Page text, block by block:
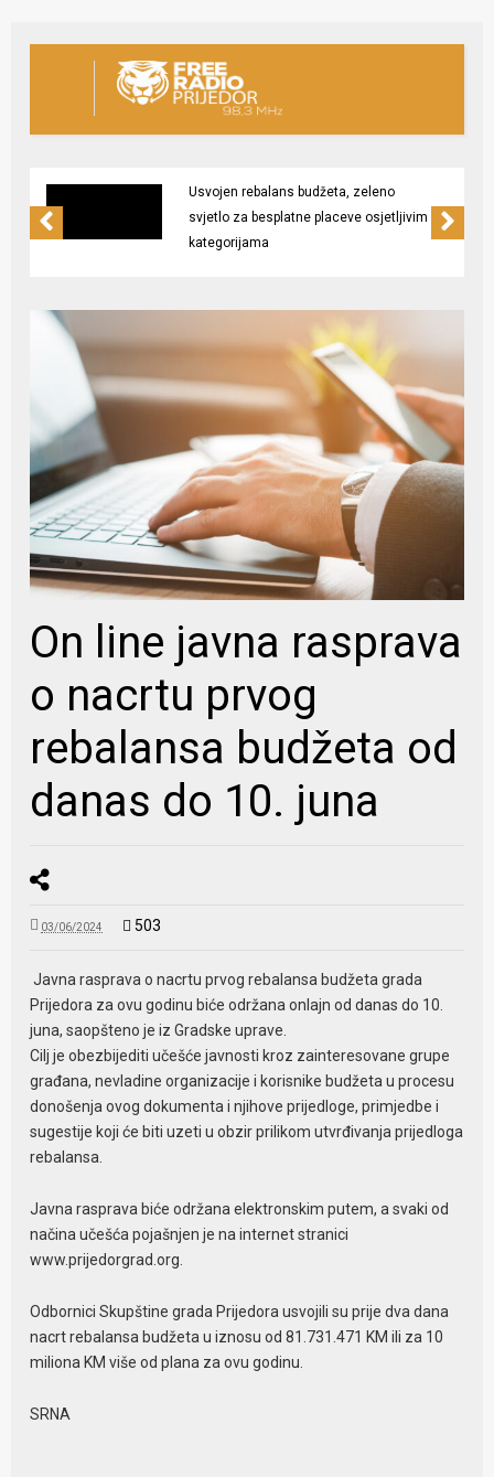
Usvojen rebalans budžeta, zeleno
svjetlo za besplatne placeve osjetljivim
kategorijama
On line javna rasprava
o nacrtu prvog
rebalansa budžeta od
danas do 10. juna
03/06/2024 503
Javna rasprava o nacrtu prvog rebalansa budžeta grada
Prijedora za ovu godinu biće održana onlajn od danas do 10.
juna, saopšteno je iz Gradske uprave.
Cilj je obezbijediti učešće javnosti kroz zainteresovane grupe
građana, nevladine organizacije i korisnike budžeta u procesu
donošenja ovog dokumenta i njihove prijedloge, primjedbe i
sugestije koji će biti uzeti u obzir prilikom utvrđivanja prijedloga
rebalansa.
Javna rasprava biće održana elektronskim putem, a svaki od
načina učešća pojašnjen je na internet stranici
www.prijedorgrad.org.
Odbornici Skupštine grada Prijedora usvojili su prije dva dana
nacrt rebalansa budžeta u iznosu od 81.731.471 KM ili za 10
miliona KM više od plana za ovu godinu.
SRNA